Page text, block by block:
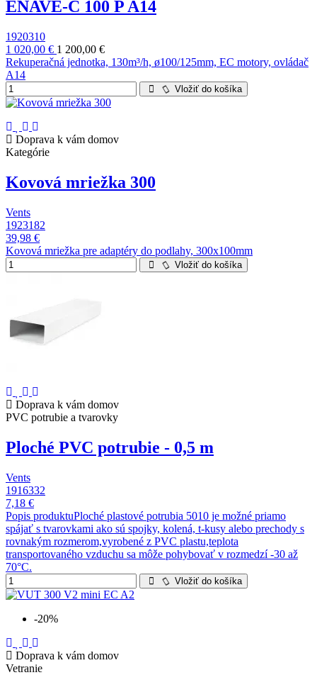
ENAVE-C 100 P A14
1920310
1 020,00 € 1 200,00 €
Rekuperačná jednotka, 130m³/h, ø100/125mm, EC motory, ovládač
A14
Vložiť do košíka
Doprava k vám domov
Kategórie
Kovová mriežka 300
Vents
1923182
39,98 €
Kovová mriežka pre adaptéry do podlahy, 300x100mm
Vložiť do košíka
Doprava k vám domov
PVC potrubie a tvarovky
Ploché PVC potrubie - 0,5 m
Vents
1916332
7,18 €
Popis produktuPloché plastové potrubia 5010 je možné priamo
spájať s tvarovkami ako sú spojky, kolená, t-kusy alebo prechody s
rovnakým rozmerom,vyrobené z PVC plastu,teplota
transportovaného vzduchu sa môže pohybovať v rozmedzí -30 až
70°C.
Vložiť do košíka
-20%
Doprava k vám domov
Vetranie